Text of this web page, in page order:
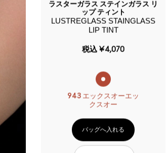
ラスターガラス ステインガラス リ
ップ ティント
LUSTREGLASS STAINGLASS
LIP TINT
税込 ¥4,070
943 エックスオーエッ
クスオー
バッグへ入れる